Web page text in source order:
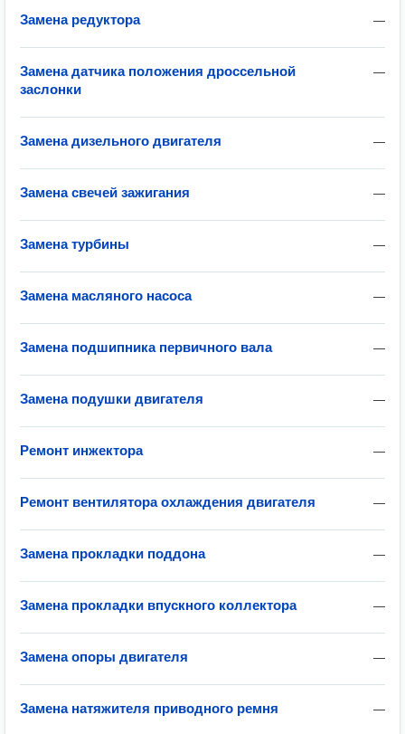
—
Замена редуктора
—
Замена датчика положения дроссельной
заслонки
—
Замена дизельного двигателя
—
Замена свечей зажигания
—
Замена турбины
—
Замена масляного насоса
—
Замена подшипника первичного вала
—
Замена подушки двигателя
—
Ремонт инжектора
—
Ремонт вентилятора охлаждения двигателя
—
Замена прокладки поддона
—
Замена прокладки впускного коллектора
—
Замена опоры двигателя
—
Замена натяжителя приводного ремня